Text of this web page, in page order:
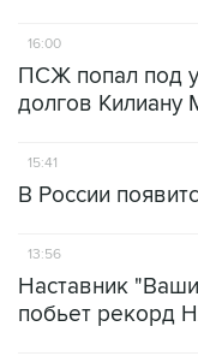
16:00
ПСЖ попал под
долгов Килиану
15:41
В России
13:56
Наставник
побьет рекорд